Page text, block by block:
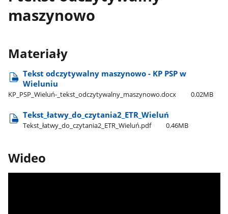
maszynowo
Materiały
Tekst odczytywalny maszynowo - KP PSP w
Wieluniu
KP​_PSP​_Wieluń-​_tekst​_odczytywalny​_maszynowo.docx 0.02MB
Tekst​_łatwy​_do​_czytania2​_ETR​_Wieluń
Tekst​_łatwy​_do​_czytania2​_ETR​_Wieluń.pdf 0.46MB
Wideo